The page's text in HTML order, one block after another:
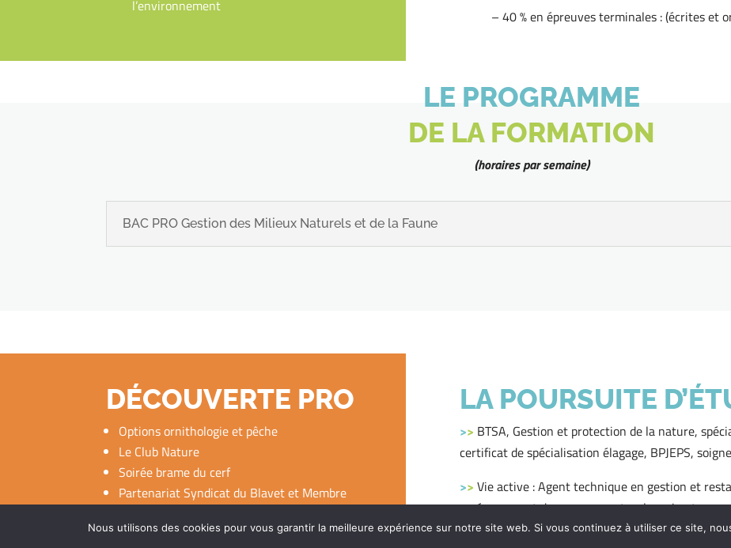
l’environnement
– 40 % en épreuves terminales : (écrites et
LE PROGRAMME
DE LA FORMATION
(horaires par semaine)
BAC PRO Gestion des Milieux Naturels et de la Faune
DÉCOUVERTE PRO
Options ornithologie et pêche
Le Club Nature
Soirée brame du cerf
Partenariat Syndicat du Blavet et Membre
LA POURSUITE
>> BTSA, Gestion et protection de la nature,
certificat de spécialisation élagage, BPJEPS,
>> Vie active : Agent technique en gestion et
aménagement des espaces naturels, animateur
Nous utilisons des cookies pour vous garantir la meilleure expérience sur notre site web. Si vous continuez à utiliser ce site,